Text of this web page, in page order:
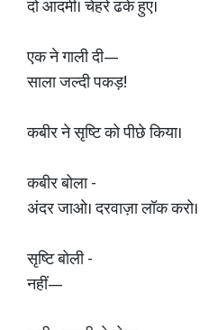
दो आदमी। चेहरे ढके हुए।
एक ने गाली दी—
साला जल्दी पकड़!
कबीर ने सृष्टि को पीछे किया।
कबीर बोला -
अंदर जाओ। दरवाज़ा लॉक करो।
सृष्टि बोली -
नहीं—